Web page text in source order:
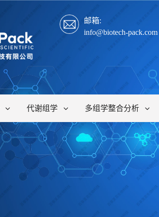
邮箱:
info@biotech-pack.com
代谢组学 多组学整合分析